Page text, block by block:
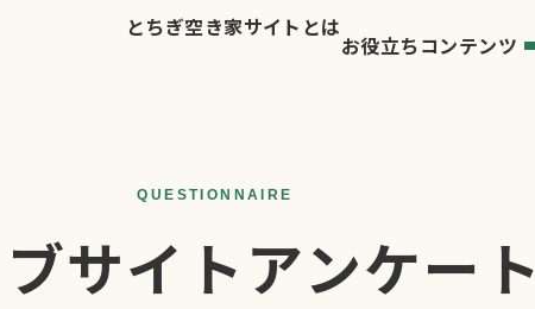
とちぎ空き家サイトとは
お役立ちコンテンツ
サイトアンケート